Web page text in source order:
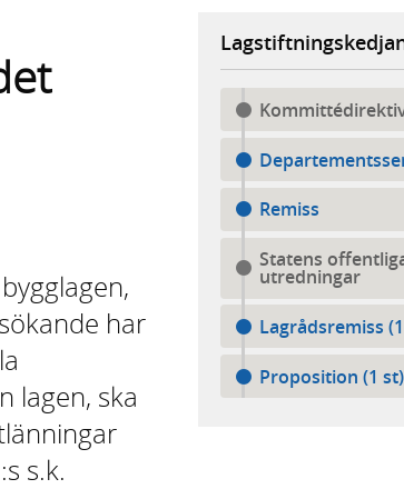
har
lagen, ska
s.k.
Remiss
Statens
utredningar
Lagrådsremiss
Proposition (1 st)